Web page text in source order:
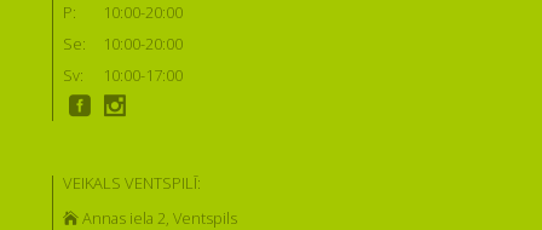
P:
10:00-20:00
Se:
10:00-20:00
Sv:
10:00-17:00
VEIKALS VENTSPILĪ:
Annas iela 2, Ventspils